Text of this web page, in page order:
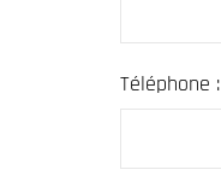
Téléphone :